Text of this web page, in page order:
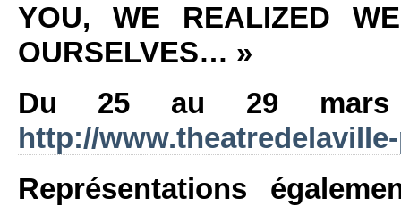
YOU, WE REALIZED
OURSELVES… »
Du 25 au 29
http://
Représentations